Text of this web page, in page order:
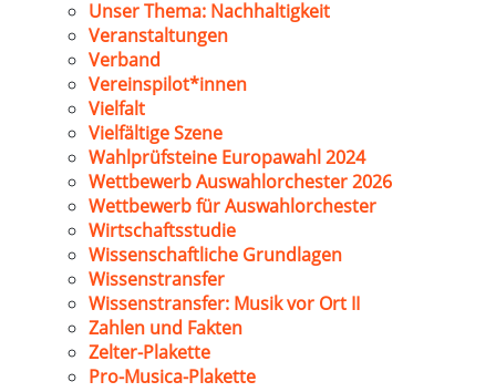
Unser Thema: Nachhaltigkeit
Veranstaltungen
Verband
Vereinspilot*innen
Vielfalt
Vielfältige Szene
Wahlprüfsteine Europawahl 2024
Wettbewerb Auswahlorchester 2026
Wettbewerb für Auswahlorchester
Wirtschaftsstudie
Wissenschaftliche Grundlagen
Wissenstransfer
Wissenstransfer: Musik vor Ort II
Zahlen und Fakten
Zelter-Plakette
Pro-Musica-Plakette